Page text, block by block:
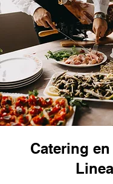
Catering